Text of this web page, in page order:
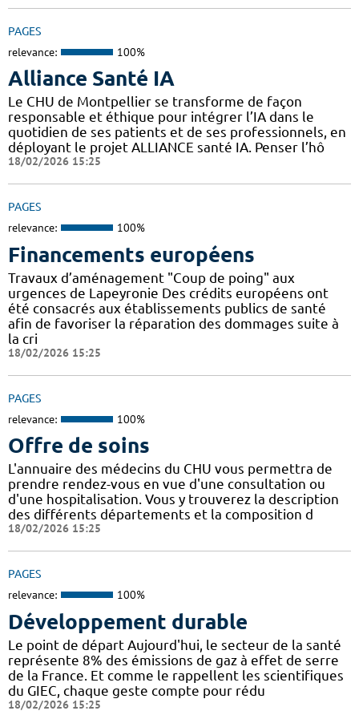
PAGES
relevance: 100%
Alliance Santé IA
Le CHU de Montpellier se transforme de façon
responsable et éthique pour intégrer l’IA dans le
quotidien de ses patients et de ses professionnels, en
déployant le projet ALLIANCE santé IA. Penser l’hô
18/02/2026 15:25
PAGES
relevance: 100%
Financements européens
Travaux d’aménagement "Coup de poing" aux
urgences de Lapeyronie Des crédits européens ont
été consacrés aux établissements publics de santé
afin de favoriser la réparation des dommages suite à
la cri
18/02/2026 15:25
PAGES
relevance: 100%
Offre de soins
L'annuaire des médecins du CHU vous permettra de
prendre rendez-vous en vue d'une consultation ou
d'une hospitalisation. Vous y trouverez la description
des différents départements et la composition d
18/02/2026 15:25
PAGES
relevance: 100%
Développement durable
Le point de départ Aujourd'hui, le secteur de la santé
représente 8% des émissions de gaz à effet de serre
de la France. Et comme le rappellent les scientifiques
du GIEC, chaque geste compte pour rédu
18/02/2026 15:25